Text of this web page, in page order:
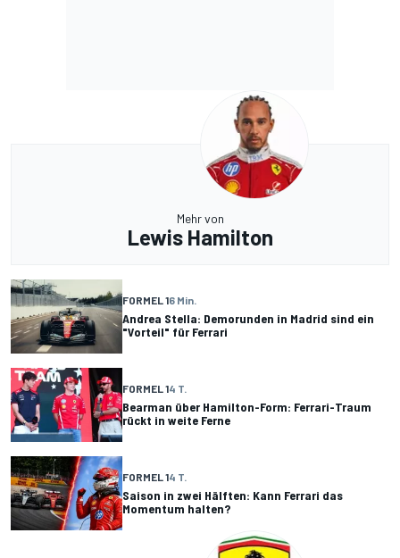
Mehr von
Lewis Hamilton
FORMEL 16 Min.
Andrea Stella: Demorunden in Madrid sind ein
"Vorteil" für Ferrari
FORMEL 14 T.
Bearman über Hamilton-Form: Ferrari-Traum
rückt in weite Ferne
FORMEL 14 T.
Saison in zwei Hälften: Kann Ferrari das
Momentum halten?